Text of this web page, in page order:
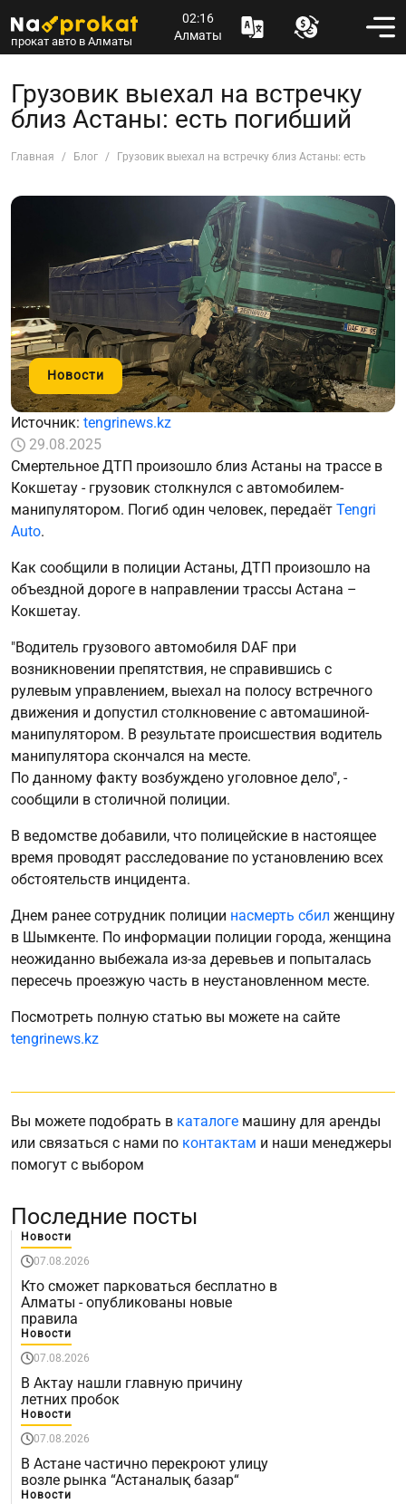
прокат авто в Алматы
02:16
Алматы
Грузовик выехал на встречку
близ Астаны: есть погибший
Главная Блог Грузовик выехал на встречку близ Астаны: есть
Новости
Источник: tengrinews.kz
29.08.2025
Смертельное ДТП произошло близ Астаны на трассе в
Кокшетау - грузовик столкнулся с автомобилем-
манипулятором. Погиб один человек, передаёт Tengri
Auto.
Как сообщили в полиции Астаны, ДТП произошло на
объездной дороге в направлении трассы Астана –
Кокшетау.
"Водитель грузового автомобиля DAF при
возникновении препятствия, не справившись с
рулевым управлением, выехал на полосу встречного
движения и допустил столкновение с автомашиной-
манипулятором. В результате происшествия водитель
манипулятора скончался на месте.
По данному факту возбуждено уголовное дело", -
сообщили в столичной полиции.
В ведомстве добавили, что полицейские в настоящее
время проводят расследование по установлению всех
обстоятельств инцидента.
Днем ранее сотрудник полиции насмерть сбил женщину
в Шымкенте. По информации полиции города, женщина
неожиданно выбежала из-за деревьев и попыталась
пересечь проезжую часть в неустановленном месте.
Посмотреть полную статью вы можете на сайте
tengrinews.kz
Вы можете подобрать в каталоге машину для аренды
или связаться с нами по контактам и наши менеджеры
помогут с выбором
Последние посты
Новости
07.08.2026
Кто сможет парковаться бесплатно в
Алматы - опубликованы новые
правила
Новости
07.08.2026
В Актау нашли главную причину
летних пробок
Новости
07.08.2026
В Астане частично перекроют улицу
возле рынка “Астаналық базар“
Новости